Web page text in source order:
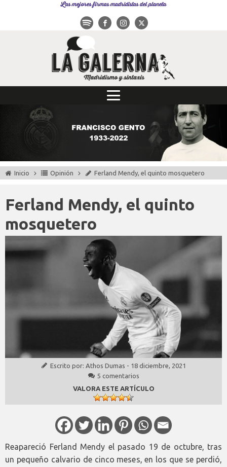
Las mejores firmas madridistas del planeta
Inicio Opinión Ferland Mendy, el quinto mosquetero
Ferland Mendy, el quinto
mosquetero
Escrito por: Athos Dumas - 18 diciembre, 2021
5 comentarios
VALORA ESTE ARTÍCULO
Reapareció Ferland Mendy el pasado 19 de octubre, tras
un pequeño calvario de cinco meses, en los que se perdió,